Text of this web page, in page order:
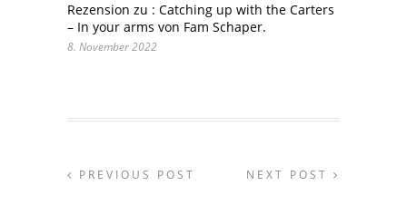
Rezension zu : Catching up with the Carters
– In your arms von Fam Schaper.
8. November 2022
PREVIOUS POST NEXT POST